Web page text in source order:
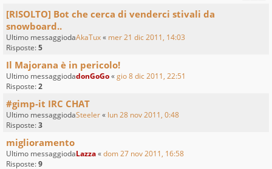
[RISOLTO] Bot che cerca di venderci stivali da
snowboard..
Ultimo messaggiodaAkaTux« mer 21 dic 2011, 14:03
Risposte:5
Il Majorana è in pericolo!
Ultimo messaggiodadonGoGo«gio 8 dic 2011, 22:51
Risposte:2
#gimp-it IRC CHAT
Ultimo messaggiodaSteeler« lun 28 nov 2011, 0:48
Risposte:3
miglioramento
Ultimo messaggiodaLazza«dom 27 nov 2011, 16:58
Risposte:9